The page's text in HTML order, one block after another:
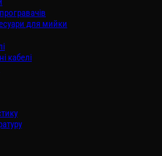
для мийки
кабелі